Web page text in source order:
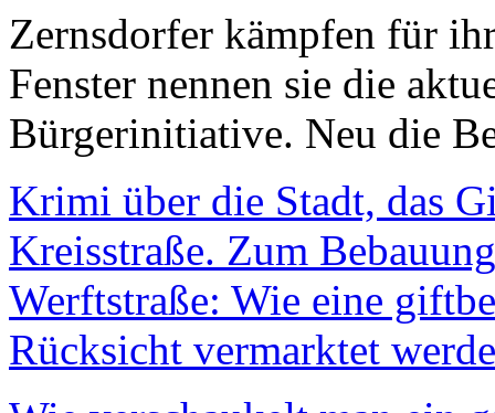
Zernsdorfer kämpfen für
Fenster nennen sie die
Bürgerinitiative. Neu die
Krimi über die Stadt, das
Kreisstraße. Zum
Werftstraße: Wie eine
Rücksicht vermarktet